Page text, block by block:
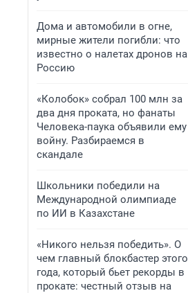
Дома и автомобили в огне,
мирные жители погибли: что
известно о налетах дронов на
Россию
«Колобок» собрал 100 млн за
два дня проката, но фанаты
Человека-паука объявили ему
войну. Разбираемся в
скандале
Школьники победили на
Международной олимпиаде
по ИИ в Казахстане
«Никого нельзя победить». О
чем главный блокбастер этого
года, который бьет рекорды в
прокате: честный отзыв на